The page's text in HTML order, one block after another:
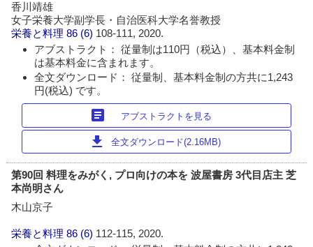
香川靖雄
女子栄養大学副学長・自治医科大学名誉教授
栄養と料理 86 (6) 108-111, 2020.
アブストラクト： 従量制は110円（税込）、基本料金制
は基本料金に含まれます。
全文ダウンロード： 従量制、基本料金制の方共に1,243
円(税込) です。
article アブストラクトを見る
download 全文ダウンロード(2.16MB)
第90回 料理をみがく, プロ向けの本を 波屋書房 3代目店主 芝
本尚明さん
木山京子
栄養と料理 86 (6) 112-115, 2020.